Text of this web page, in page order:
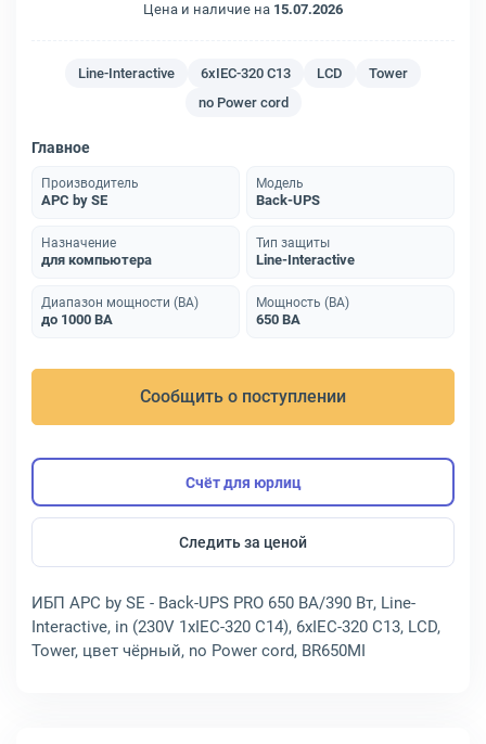
Цена и наличие на 15.07.2026
Line-Interactive 6xIEC-320 C13 LCD
Tower
no Power cord
Главное
Производитель
APC by SE
Модель
Back-UPS
Назначение
для компьютера
Тип защиты
Line-Interactive
Диапазон мощности (ВА)
до 1000 ВА
Мощность (ВА)
650 ВА
Сообщить о поступлении
Счёт для юрлиц
Следить за ценой
ИБП APC by SE - Back-UPS PRO 650 ВА/390 Вт, Line-
Interactive, in (230V 1xIEC-320 C14), 6xIEC-320 C13, LCD,
Tower, цвет чёрный, no Power cord, BR650MI